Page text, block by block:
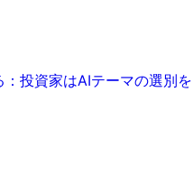
投資家はAIテーマの選別を